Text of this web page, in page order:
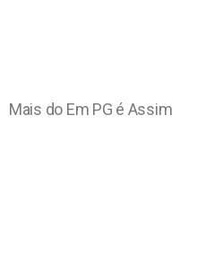
Mais do Em PG é Assim